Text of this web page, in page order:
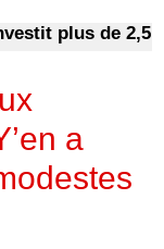
plus de 2,5
a